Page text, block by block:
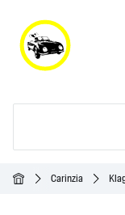
Home Carinzia